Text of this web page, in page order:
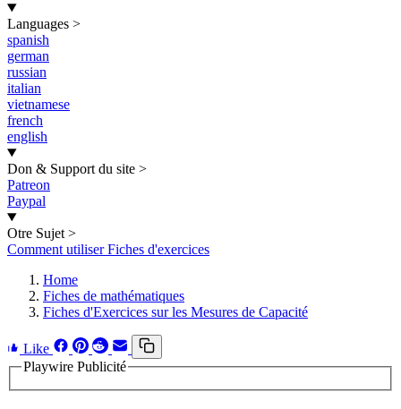
Languages >
spanish
german
russian
italian
vietnamese
french
english
Don & Support du site >
Patreon
Paypal
Otre Sujet >
Comment utiliser Fiches d'exercices
Home
Fiches de mathématiques
Fiches d'Exercices sur les Mesures de Capacité
Like
Playwire Publicité